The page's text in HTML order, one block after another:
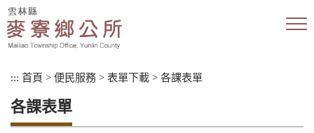
跳
到
主
::: 首頁 > 便民服務 > 表單下載 > 各課表單
各課表單